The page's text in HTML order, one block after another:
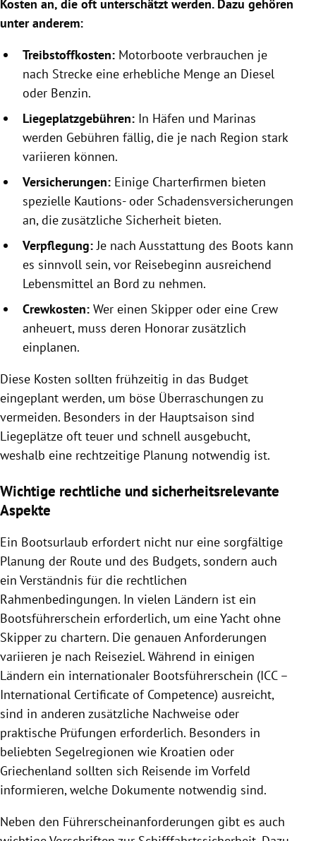
Kosten an, die oft unterschätzt werden. Dazu gehören
unter anderem:
Treibstoffkosten: Motorboote verbrauchen je
nach Strecke eine erhebliche Menge an Diesel
oder Benzin.
Liegeplatzgebühren: In Häfen und Marinas
werden Gebühren fällig, die je nach Region stark
variieren können.
Versicherungen: Einige Charterfirmen bieten
spezielle Kautions- oder Schadensversicherungen
an, die zusätzliche Sicherheit bieten.
Verpflegung:Je nach Ausstattung des Boots kann
es sinnvoll sein, vor Reisebeginn ausreichend
Lebensmittel an Bord zu nehmen.
Crewkosten: Wer einen Skipper oder eine Crew
anheuert, muss deren Honorar zusätzlich
einplanen.
Diese Kosten sollten frühzeitig in das Budget
eingeplant werden, um böse Überraschungen zu
vermeiden. Besonders in der Hauptsaison sind
Liegeplätze oft teuer und schnell ausgebucht,
weshalb eine rechtzeitige Planung notwendig ist.
Wichtige rechtliche und sicherheitsrelevante
Aspekte
Ein Bootsurlaub erfordert nicht nur eine sorgfältige
Planung der Route und des Budgets, sondern auch
ein Verständnis für die rechtlichen
Rahmenbedingungen. In vielen Ländern ist ein
Bootsführerschein erforderlich, um eine Yacht ohne
Skipper zu chartern. Die genauen Anforderungen
variieren je nach Reiseziel. Während in einigen
Ländern ein internationaler Bootsführerschein (ICC –
International Certificate of Competence) ausreicht,
sind in anderen zusätzliche Nachweise oder
praktische Prüfungen erforderlich. Besonders in
beliebten Segelregionen wie Kroatien oder
Griechenland sollten sich Reisende im Vorfeld
informieren, welche Dokumente notwendig sind.
Neben den Führerscheinanforderungen gibt es auch